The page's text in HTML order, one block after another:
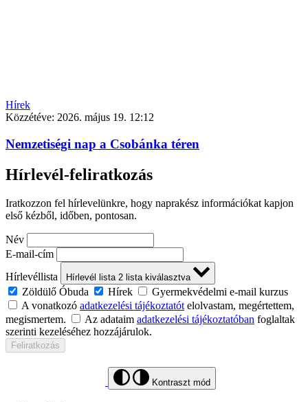
Hírek
Közzétéve: 2026. május 19. 12:12
Nemzetiségi nap a Csobánka téren
Hírlevél-feliratkozás
Iratkozzon fel hírlevelünkre, hogy naprakész információkat kapjon
első kézből, időben, pontosan.
Név
E-mail-cím
Hírlevéllista
Hírlevél lista 2 lista kiválasztva
Zöldülő Óbuda Hírek
Gyermekvédelmi e-mail kurzus
A vonatkozó adatkezelési tájékoztatótelolvastam, megértettem,
megismertem.
Az adataim adatkezelési tájékoztatóban foglaltak
szerinti kezeléséhez hozzájárulok.
Feliratkozás
Kontraszt mód